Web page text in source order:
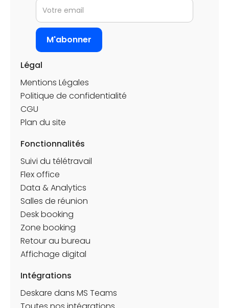
Fonctionnalités
Suivi du télétravail
Flex office
Data & Analytics
Salles de réunion
Desk booking
Zone booking
Retour au bureau
Affichage digital
Intégrations
Deskare dans MS Teams
Légal
Mentions Légales
Politique de confidentialité
CGU
Plan du site